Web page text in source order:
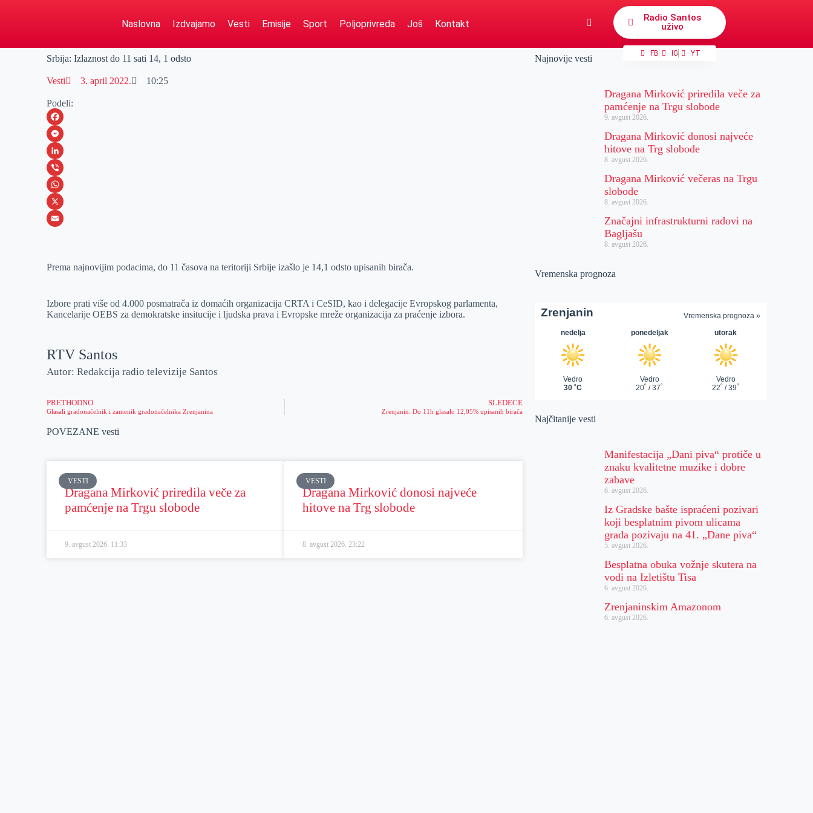
Naslovna Izdvajamo Vesti Emisije Sport Poljoprivreda Još Kontakt
Radio Santos
uživo
FB IG YT
Srbija: Izlaznost do 11 sati 14, 1 odsto
Vesti 3. april 2022. 10:25
Podeli:
F
a
c
e
b
o
M
e
s
s
e
e
L
i
n
k
I
V
i
b
W
h
s
p
p
X
a
l
Prema najnovijim podacima, do 11 časova na teritoriji Srbije izašlo je 14,1 odsto upisanih birača.
Izbore prati više od 4.000 posmatrača iz domaćih organizacija CRTA i CeSID, kao i delegacije Evropskog parlamenta,
Kancelarije OEBS za demokratske insitucije i ljudska prava i Evropske mreže organizacija za praćenje izbora.
RTV Santos
Autor: Redakcija radio televizije Santos
PRETHODNO
Glasali gradonačelnik i zamenik gradonačelnika Zrenjanina
SLEDEĆE
Zrenjanin: Do 11h glasalo 12,05% upisanih birača
POVEZANE vesti
VESTI
Dragana Mirković priredila veče za
pamćenje na Trgu slobode
9. avgust 2026. 11:33
VESTI
Dragana Mirković donosi najveće
hitove na Trg slobode
8. avgust 2026. 23:22
Najnovije vesti
Dragana Mirković priredila veče za
pamćenje na Trgu slobode
9. avgust 2026.
Dragana Mirković donosi najveće
hitove na Trg slobode
8. avgust 2026.
Dragana Mirković večeras na Trgu
slobode
8. avgust 2026.
Značajni infrastrukturni radovi na
Bagljašu
8. avgust 2026.
Vremenska prognoza
Najčitanije vesti
Manifestacija „Dani piva“ protiče u
znaku kvalitetne muzike i dobre
zabave
6. avgust 2026.
Iz Gradske bašte ispraćeni pozivari
koji besplatnim pivom ulicama
grada pozivaju na 41. „Dane piva“
5. avgust 2026.
Besplatna obuka vožnje skutera na
vodi na Izletištu Tisa
6. avgust 2026.
Zrenjaninskim Amazonom
6. avgust 2026.